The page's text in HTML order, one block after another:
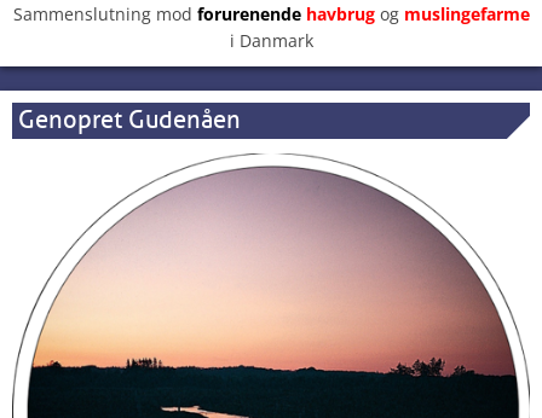
Sammenslutning mod forurenendehavbrugog muslingefarme
i Danmark
Genopret Gudenåen